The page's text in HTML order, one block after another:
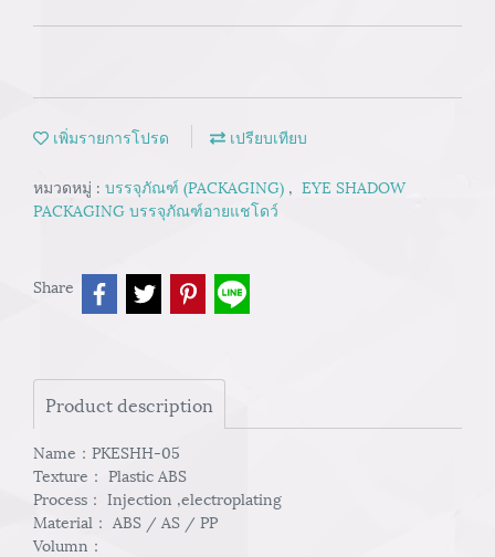
เพิ่มรายการโปรด เปรียบเทียบ
หมวดหมู่ : บรรจุภัณฑ์ (PACKAGING) , EYE SHADOW
PACKAGING บรรจุภัณฑ์อายแชโดว์
Share
Product description
Name：PKESHH-05
Texture： Plastic ABS
Process： Injection ,electroplating
Material： ABS / AS / PP
Volumn：